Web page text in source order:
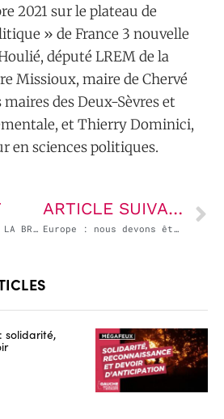
2021 sur le plateau de
» de France 3 nouvelle
député LREM de la
Missioux, maire de Chervé
maires des Deux-Sèvres et
et Thierry Dominici,
en sciences politiques.
S’ENGOUFFRER DANS LA BRÈCHE – par Emmanuel Maurel
ARTICLE SUIVANT
Europe : nous devons être capables de défendre nos intérêts
solidarité,